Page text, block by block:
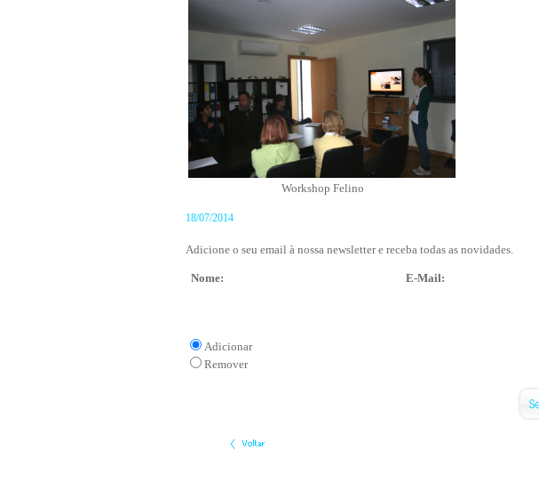
Workshop Felino
18/07/2014
Adicione o seu email à nossa newsletter e receba todas as novidades.
Nome: E-Mail:
Adicionar
Remover